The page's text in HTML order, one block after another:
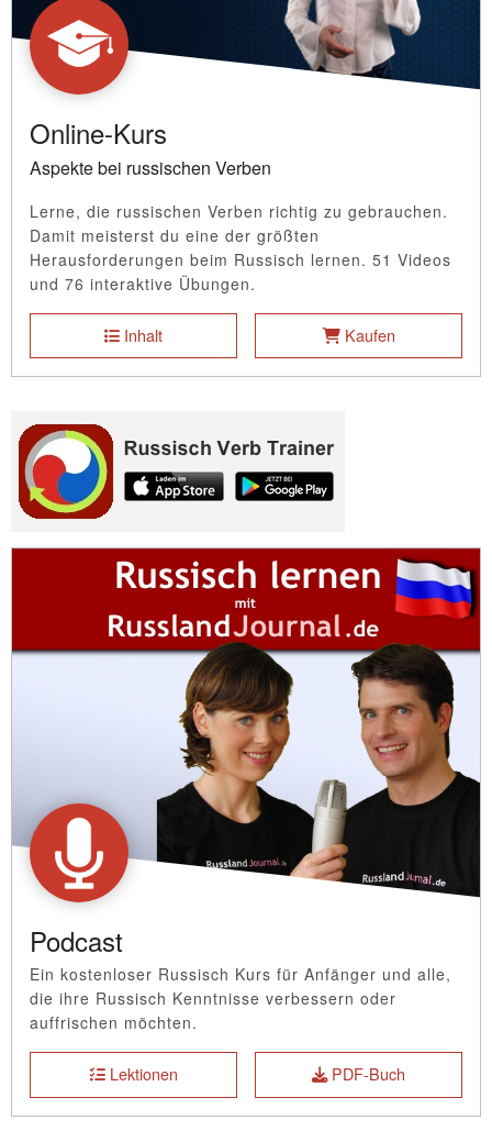
Online-Kurs
Aspekte bei russischen Verben
Lerne, die russischen Verben richtig zu gebrauchen.
Damit meisterst du eine der größten
Herausforderungen beim Russisch lernen. 51 Videos
und 76 interaktive Übungen.
Inhalt Kaufen
Podcast
Ein kostenloser Russisch Kurs für Anfänger und alle,
die ihre Russisch Kenntnisse verbessern oder
auffrischen möchten.
Lektionen PDF-Buch